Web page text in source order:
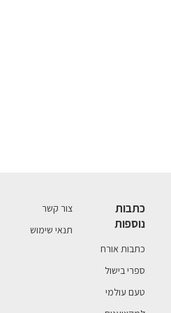
כתבות
נוספות
כתבות אורח
ספרי בישול
טעם עולמי
צור קשר
תנאי שימוש